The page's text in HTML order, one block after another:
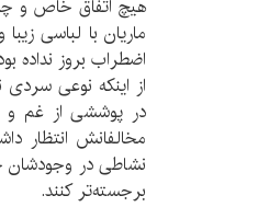
هیچ اتفاق خاص و
ماریان با لباسی
اضطراب بروز نداده
از اینکه نوعی
در پوششی از غم و
مخالفانش انتظار
نشاطی در وجودشان
برجسته‌تر کنند.